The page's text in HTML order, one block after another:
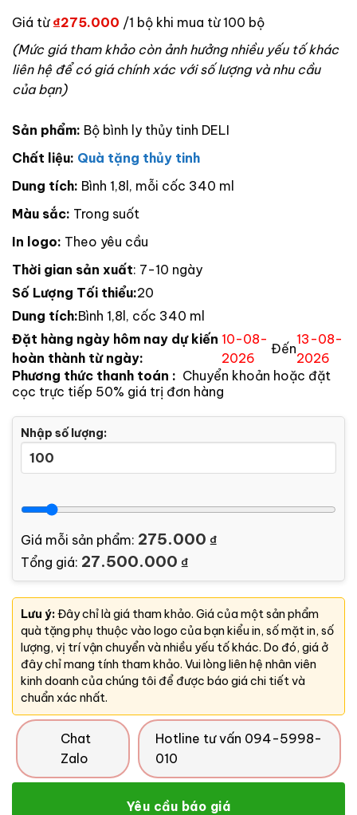
Giá từ ₫275.000 /1 bộ khi mua từ 100 bộ
(Mức giá tham khảo còn ảnh hưởng nhiều yếu tố khác
liên hệ để có giá chính xác với số lượng và nhu cầu
của bạn)
Sản phẩm: Bộ bình ly thủy tinh DELI
Chất liệu: Quà tặng thủy tinh
Dung tích: Bình 1,8l, mỗi cốc 340 ml
Màu sắc: Trong suốt
In logo: Theo yêu cầu
Thời gian sản xuất: 7-10 ngày
Số Lượng Tối thiểu:20
Dung tích:Bình 1,8l, cốc 340 ml
Đặt hàng ngày hôm nay dự kiến
hoàn thành từ ngày:
10-08-
2026
Đến
13-08-
2026
Phương thức thanh toán : Chuyển khoản hoặc đặt
cọc trực tiếp 50% giá trị đơn hàng
Nhập số lượng:
Giá mỗi sản phẩm: 275.000 ₫
Tổng giá: 27.500.000 ₫
Lưu ý:Đây chỉ là giá tham khảo. Giá của một sản phẩm
quà tặng phụ thuộc vào logo của bạn kiểu in, số mặt in, số
lượng, vị trí vận chuyển và nhiều yếu tố khác. Do đó, giá ở
đây chỉ mang tính tham khảo. Vui lòng liên hệ nhân viên
kinh doanh của chúng tôi để được báo giá chi tiết và
chuẩn xác nhất.
Chat
Zalo
Hotline tư vấn 094-5998-
010
Yêu cầu báo giá